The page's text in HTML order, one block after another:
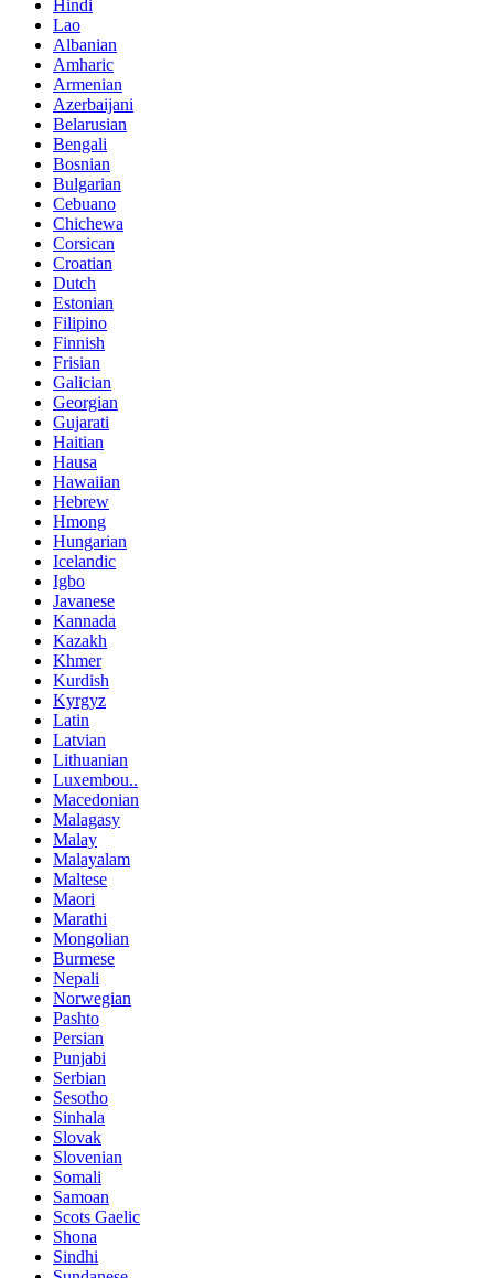
Hindi
Lao
Albanian
Amharic
Armenian
Azerbaijani
Belarusian
Bengali
Bosnian
Bulgarian
Cebuano
Chichewa
Corsican
Croatian
Dutch
Estonian
Filipino
Finnish
Frisian
Galician
Georgian
Gujarati
Haitian
Hausa
Hawaiian
Hebrew
Hmong
Hungarian
Icelandic
Igbo
Javanese
Kannada
Kazakh
Khmer
Kurdish
Kyrgyz
Latin
Latvian
Lithuanian
Luxembou..
Macedonian
Malagasy
Malay
Malayalam
Maltese
Maori
Marathi
Mongolian
Burmese
Nepali
Norwegian
Pashto
Persian
Punjabi
Serbian
Sesotho
Sinhala
Slovak
Slovenian
Somali
Samoan
Scots Gaelic
Shona
Sindhi